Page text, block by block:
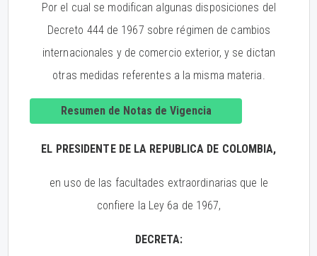
Por el cual se modifican algunas disposiciones del
Decreto 444 de 1967 sobre régimen de cambios
internacionales y de comercio exterior, y se dictan
otras medidas referentes a la misma materia.
Resumen de Notas de Vigencia
EL PRESIDENTE DE LA REPUBLICA DE COLOMBIA,
en uso de las facultades extraordinarias que le
confiere la Ley 6a de 1967,
DECRETA: